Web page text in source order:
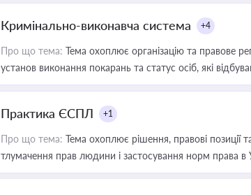
Кримінально-виконавча система +4
Про що тема: Тема охоплює організацію та правове
установ виконання покарань та статус осіб, які
Практика ЄСПЛ +1
Про що тема: Тема охоплює рішення, правові позиції
тлумачення прав людини і застосування норм права в